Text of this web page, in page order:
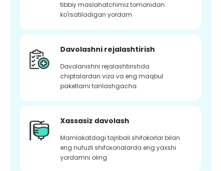
tibbiy maslahatchimiz tomonidan
ko'rsatiladigan yordam
Davolashni rejalashtirish
Davolanishni rejalashtirishda
chiptalardan viza va eng maqbul
paketlarni tanlashgacha
Xassasiz davolash
Mamlakatdagi tajribali shifokorlar bilan
eng nufuzli shifoxonalarda eng yaxshi
yordamni oling